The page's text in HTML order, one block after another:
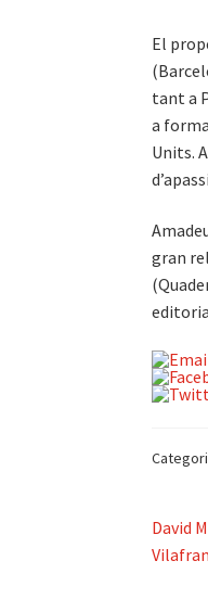
El
tant a
a
Units.
gran
David